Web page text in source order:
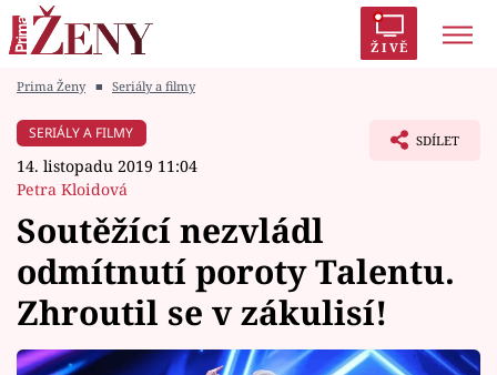
ŽIVĚ
Módní alarm
Témata
Celebrity
Prima Ženy ■ Seriály a filmy
SERIÁLY A FILMY
14. listopadu 2019 11:04
Petra Kloidová
SDÍLET
Soutěžící nezvládl
odmítnutí poroty Talentu.
Zhroutil se v zákulisí!